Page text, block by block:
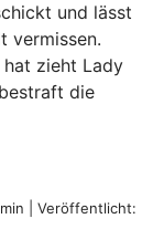
und lässt
vermissen.
hat zieht Lady
die
min | Veröffentlicht: